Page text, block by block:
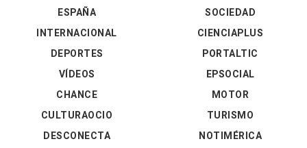
ESPAÑA
INTERNACIONAL
DEPORTES
VÍDEOS
SOCIEDAD
CIENCIAPLUS
PORTALTIC
EPSOCIAL
CHANCE
CULTURAOCIO
DESCONECTA
MOTOR
TURISMO
NOTIMÉRICA